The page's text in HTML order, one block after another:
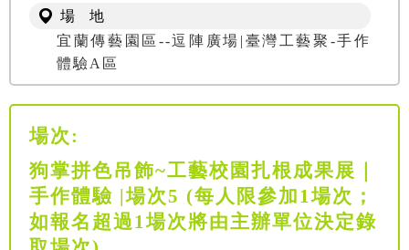
場 地
宜蘭傳藝園區--逗陣廣場|臺灣工藝聚-手作
體驗A區
場次:
狗掌拼色吊飾~工藝校園扎根成果展｜
手作體驗 |場次5 (每人限參加1場次；
如報名超過1場次將由主辦單位決定錄